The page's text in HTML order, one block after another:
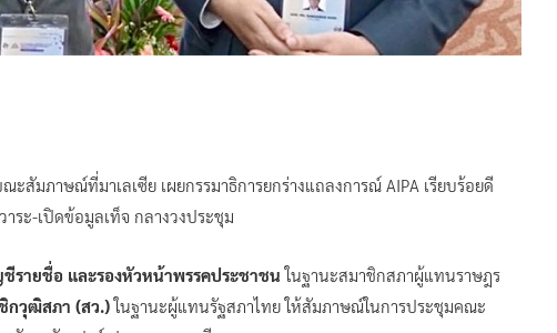
ณะสัมภาษณ์ที่มาเลเซีย เผยกรรมาธิการยกร่างแถลงการณ์ AIPA เรียบร้อยดี
ระ-เปิดข้อมูลเท็จ กลางวงประชุม
รายชื่อ และรองหัวหน้าพรรคประชาชน ในฐานะสมาชิกสภาผู้แทนราษฎร
กวุฒิสภา (สว.)ในฐานะผู้แทนรัฐสภาไทย ให้สัมภาษณ์ในการประชุมคณะ